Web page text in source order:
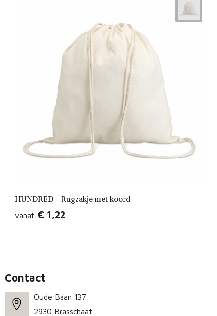
HUNDRED - Rugzakje met koord
vanaf € 1,22
Contact
Oude Baan 137
2930 Brasschaat